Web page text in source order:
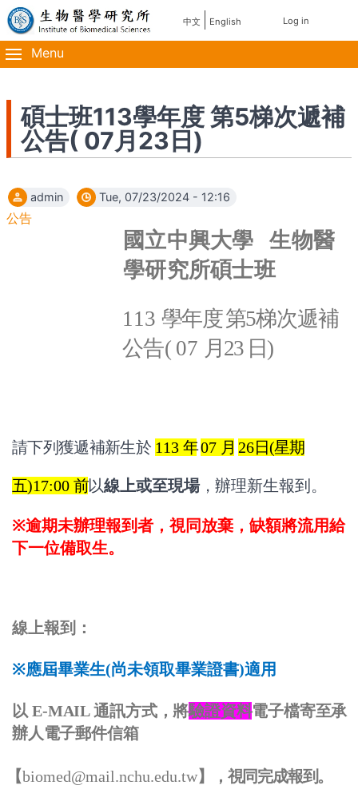
Skip
to
main
content
主
導
覽
使
帳
Log in
中文 English
Menu
碩士班113學年度 第5梯次遞補
公告( 07月23日)
admin Tue, 07/23/2024 - 12:16
公告
國立中興大學
生物醫
學研究所碩士班
113 學年度第5梯次遞補
公告( 07 月 23 日)
請下列獲遞補新生於 113 年 07 月 26日(星期
五)17:00前以線上或至現場，辦理新生報到。
※逾期未辦理報到者，視同放棄，缺額將流用給
下一位備取生。
線上報到：
※應屆畢業生(尚未領取畢業證書)適用
以 E-MAIL 通訊方式，將驗證資料電子檔寄至承
辦人電子郵件信箱
【biomed@mail.nchu.edu.tw】 ， 視同完成報到。